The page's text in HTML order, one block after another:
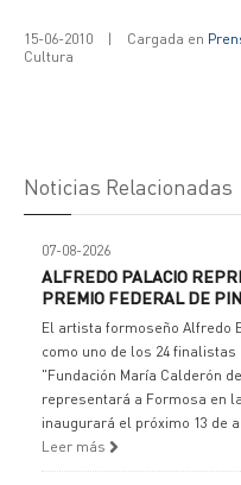
15-06-2010 | Cargada en
Cultura
Noticias Relacionadas
07-08-2026
ALFREDO PALACIO
PREMIO FEDERAL DE
El artista formoseño Alfredo
como uno de los 24
"Fundación María Calderón
representará a Formosa en
inaugurará el próximo 13 de
Leer más